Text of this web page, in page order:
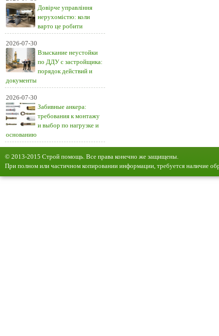
Довірче управління
нерухомістю: коли
варто це робити
2026-07-30
Взыскание неустойки
по ДДУ с застройщика:
порядок действий и
документы
2026-07-30
Забивные анкера:
требования к монтажу
и выбор по нагрузке и
основанию
© 2013-2015 Строй помощь. Все права конечно же защищены.
При полном или частичном копировании информации, требуется наличие